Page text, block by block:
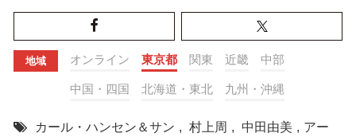
地域 オンライン 東京都 関東 近畿 中部
中国・四国 北海道・東北 九州・沖縄
カール・ハンセン＆サン , 村上周 , 中田由美 , アー